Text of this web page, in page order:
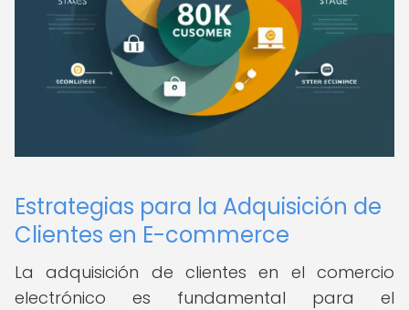
Estrategias para la Adquisición de
Clientes en E-commerce
La adquisición de clientes en el comercio
electrónico es fundamental para el